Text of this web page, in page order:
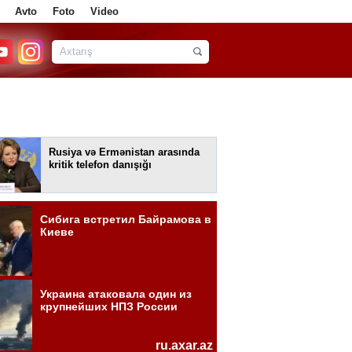
Avto Foto Video
Rusiya və Ermənistan arasında
kritik telefon danışığı